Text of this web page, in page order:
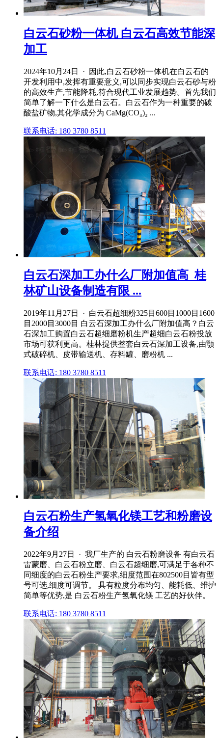
白云石砂粉一体机 白云石高效节能深
加工
2024年10月24日 · 因此,白云石砂粉一体机在白云石的
开发利用中,发挥有重要意义,可以同步实现白云石砂与粉
的高效生产,节能降耗,符合现代工业发展趋势。首先我们
简单了解一下什么是白云石。白云石作为一种重要的碳
酸盐矿物,其化学成分为 CaMg(CO₃)₂ ...
联系电话: 180 3780 8511
白云石深加工办什么厂附加值高_桂
林矿山设备制造有限 ...
2019年11月27日 · 白云石超细粉325目600目1000目1600
目2000目3000目 白云石深加工办什么厂附加值高？白云
石深加工购置白云石超细磨粉机生产超细白云石粉投放
市场可获利更高。桂林提供整套白云石深加工设备,由颚
式破碎机、皮带输送机、存料罐、磨粉机 ...
联系电话: 180 3780 8511
白云石粉生产氢氧化镁工艺和粉磨设
备介绍
2022年9月27日 · 我厂生产的 白云石粉磨设备 有白云石
雷蒙磨、白云石粉立磨、白云石超细磨,可满足于各种不
同细度的白云石粉生产要求,细度范围在802500目皆有型
号可选,细度可调节。 具有粒度分布均匀、能耗低、维护
简单等优势,是 白云石粉生产氢氧化镁 工艺的好伙伴。
联系电话: 180 3780 8511